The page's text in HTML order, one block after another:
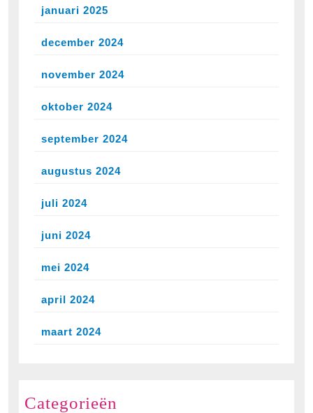
januari 2025
december 2024
november 2024
oktober 2024
september 2024
augustus 2024
juli 2024
juni 2024
mei 2024
april 2024
maart 2024
Categorieën